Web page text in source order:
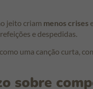
jeito criam menos crises
e despedidas.
uma canção curta,
sobre